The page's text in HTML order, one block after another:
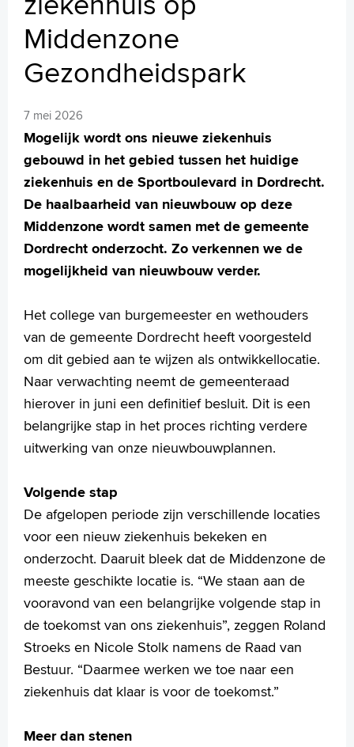
MijnASz
Tekstgrootte A+
Voorleesfunctie
Language
Zoeken
English
Polski
Türkçe
Arabisch
Middenzone
Gezondheidspark
7 mei 2026
Mogelijk wordt ons nieuwe ziekenhuis
gebouwd in het gebied tussen het huidige
ziekenhuis en de Sportboulevard in Dordrecht.
De haalbaarheid van nieuwbouw op deze
Middenzone wordt samen met de gemeente
Dordrecht onderzocht. Zo verkennen we de
mogelijkheid van nieuwbouw verder.
Het college van burgemeester en wethouders
van de gemeente Dordrecht heeft voorgesteld
om dit gebied aan te wijzen als ontwikkellocatie.
Naar verwachting neemt de gemeenteraad
hierover in juni een definitief besluit. Dit is een
belangrijke stap in het proces richting verdere
uitwerking van onze nieuwbouwplannen.
Volgende stap
De afgelopen periode zijn verschillende locaties
voor een nieuw ziekenhuis bekeken en
onderzocht. Daaruit bleek dat de Middenzone de
meeste geschikte locatie is. “We staan aan de
vooravond van een belangrijke volgende stap in
de toekomst van ons ziekenhuis”, zeggen Roland
Stroeks en Nicole Stolk namens de Raad van
Bestuur. “Daarmee werken we toe naar een
ziekenhuis dat klaar is voor de toekomst.”
Meer dan stenen